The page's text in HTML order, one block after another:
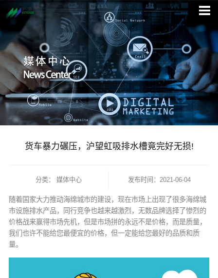
货车暴力碾压，沪望虹吸排水槽竟完好无损!
分类： 媒体中心 发布时间：2021-06-04
随着国家大力推动海绵城市的建设，现在市场上出现了很多海绵城
市设施排水产品，同行竞争也越来越激烈，无数品牌选择了惨烈的
价格战来赢得市场先机，但是市场拼的永远不是价格，而是质量，
我们也许不能给您最便宜的价格，但一定能给您最好的品质和质
量。